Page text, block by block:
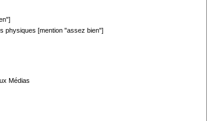
physiques [mention "assez bien"]
Médias